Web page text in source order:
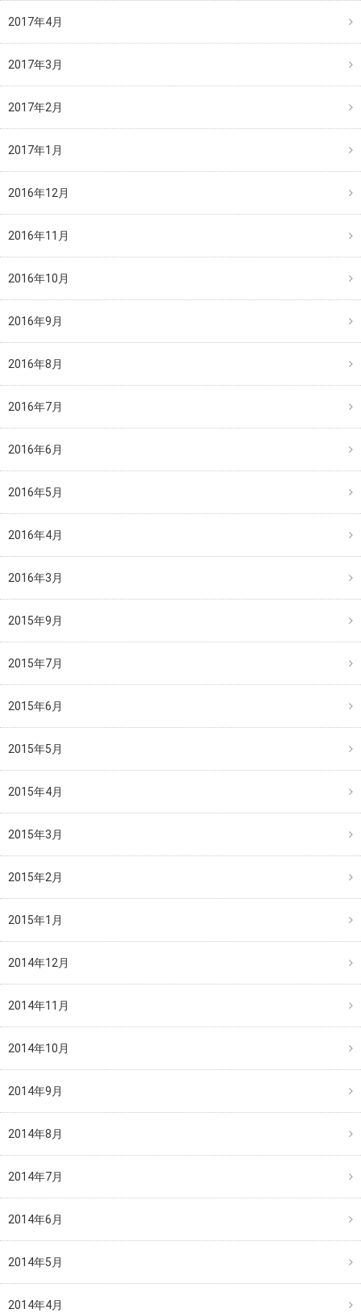
2017年4月
2017年3月
2017年2月
2017年1月
2016年12月
2016年11月
2016年10月
2016年9月
2016年8月
2016年7月
2016年6月
2016年5月
2016年4月
2016年3月
2015年9月
2015年7月
2015年6月
2015年5月
2015年4月
2015年3月
2015年2月
2015年1月
2014年12月
2014年11月
2014年10月
2014年9月
2014年8月
2014年7月
2014年6月
2014年5月
2014年4月